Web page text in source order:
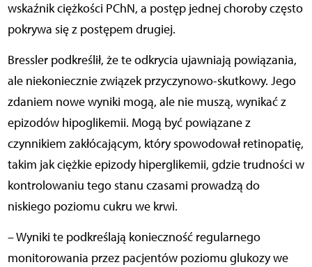
wskaźnik ciężkości PChN, a postęp jednej choroby często
pokrywa się z postępem drugiej.
Bressler podkreślił, że te odkrycia ujawniają powiązania,
ale niekoniecznie związek przyczynowo-skutkowy. Jego
zdaniem nowe wyniki mogą, ale nie muszą, wynikać z
epizodów hipoglikemii. Mogą być powiązane z
czynnikiem zakłócającym, który spowodował retinopatię,
takim jak ciężkie epizody hiperglikemii, gdzie trudności w
kontrolowaniu tego stanu czasami prowadzą do
niskiego poziomu cukru we krwi.
– Wyniki te podkreślają konieczność regularnego
monitorowania przez pacjentów poziomu glukozy we